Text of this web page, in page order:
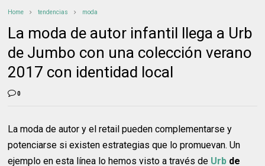
Home tendencias moda
La moda de autor infantil llega a Urb
de Jumbo con una colección verano
2017 con identidad local
0
La moda de autor y el retail pueden complementarse y
potenciarse si existen estrategias que lo promuevan. Un
ejemplo en esta línea lo hemos visto a través de Urb de